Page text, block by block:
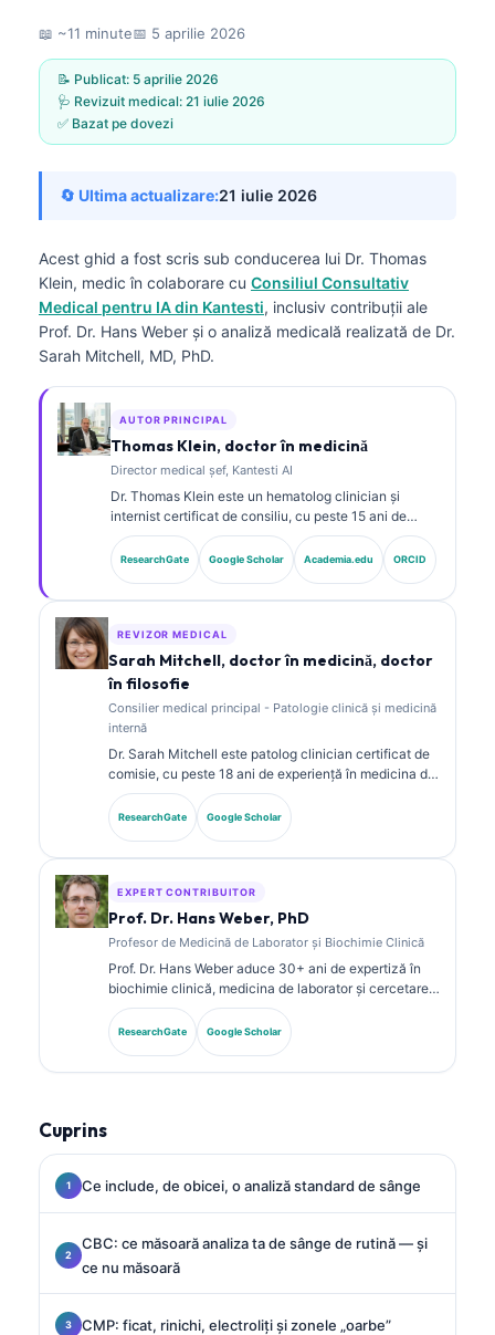
📖 ~11 minute📅 5 aprilie 2026
📝 Publicat: 5 aprilie 2026
🩺 Revizuit medical: 21 iulie 2026
✅ Bazat pe dovezi
🔄 Ultima actualizare:21 iulie 2026
Acest ghid a fost scris sub conducerea lui Dr. Thomas
Klein, medic în colaborare cu Consiliul Consultativ
Medical pentru IA din Kantesti, inclusiv contribuții ale
Prof. Dr. Hans Weber și o analiză medicală realizată de Dr.
Sarah Mitchell, MD, PhD.
AUTOR PRINCIPAL
Thomas Klein, doctor în medicină
Director medical șef, Kantesti AI
Dr. Thomas Klein este un hematolog clinician și
internist certificat de consiliu, cu peste 15 ani de
experiență în medicina de laborator și analiză clinică
asistată de AI. În calitate de Chief Medical Officer la
Kantesti AI, el asigură supravegherea clinică a
biomarkerilor și diagnosticul de laborator în domeniul
medicinei de laborator.
ResearchGate Google Scholar Academia.edu ORCID
REVIZOR MEDICAL
Sarah Mitchell, doctor în medicină, doctor
în filosofie
Consilier medical principal - Patologie clinică și medicină
internă
Dr. Sarah Mitchell este patolog clinician certificat de
comisie, cu peste 18 ani de experiență în medicina de
laborator și analiza diagnostică. Deține certificări de
specialitate în chimie clinică și a publicat pe larg
despre panouri de biomarkeri și analiza de laborator
ResearchGate Google Scholar
EXPERT CONTRIBUITOR
Prof. Dr. Hans Weber, PhD
Profesor de Medicină de Laborator și Biochimie Clinică
Prof. Dr. Hans Weber aduce 30+ ani de expertiză în
biochimie clinică, medicina de laborator și cercetarea
biomarkerilor. Fost președinte al Societății Germane
de Chimie Clinică, se specializează în analiza
panourilor de diagnostic, standardizarea biomarkerilor
ResearchGate Google Scholar
Cuprins
Ce include, de obicei, o analiză standard de sânge
CBC: ce măsoară analiza ta de sânge de rutină — și
ce nu măsoară
CMP: ficat, rinichi, electroliți și zonele „oarbe”